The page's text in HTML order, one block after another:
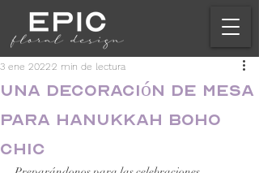
Una decoración de mesa
para Hanukkah Boho
Chic
3 ene 20222 min de lectura